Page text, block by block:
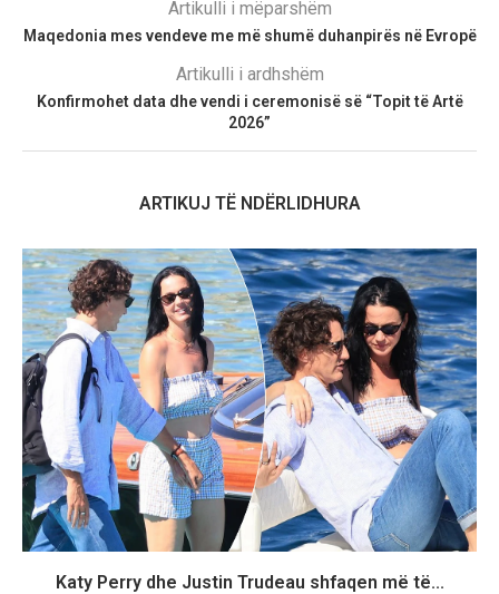
Artikulli i mëparshëm
Maqedonia mes vendeve me më shumë duhanpirës në Evropë
Artikulli i ardhshëm
Konfirmohet data dhe vendi i ceremonisë së “Topit të Artë
2026”
ARTIKUJ TË NDËRLIDHURA
Katy Perry dhe Justin Trudeau shfaqen më të...